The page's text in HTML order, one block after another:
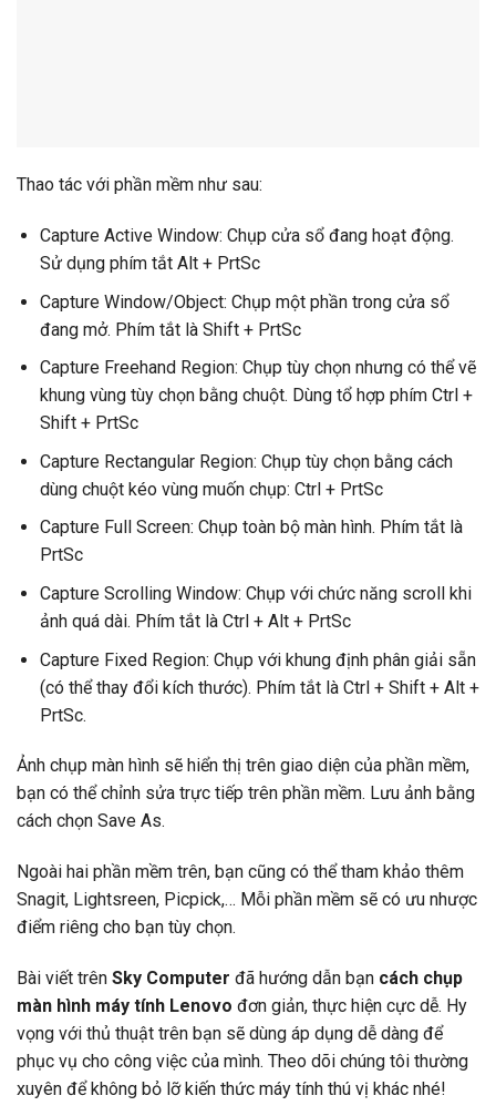
Thao tác với phần mềm như sau:
Capture Active Window: Chụp cửa sổ đang hoạt động.
Sử dụng phím tắt Alt + PrtSc
Capture Window/Object: Chụp một phần trong cửa sổ
đang mở. Phím tắt là Shift + PrtSc
Capture Freehand Region: Chụp tùy chọn nhưng có thể vẽ
khung vùng tùy chọn bằng chuột. Dùng tổ hợp phím Ctrl +
Shift + PrtSc
Capture Rectangular Region: Chụp tùy chọn bằng cách
dùng chuột kéo vùng muốn chụp: Ctrl + PrtSc
Capture Full Screen: Chụp toàn bộ màn hình. Phím tắt là
PrtSc
Capture Scrolling Window: Chụp với chức năng scroll khi
ảnh quá dài. Phím tắt là Ctrl + Alt + PrtSc
Capture Fixed Region: Chụp với khung định phân giải sẵn
(có thể thay đổi kích thước). Phím tắt là Ctrl + Shift + Alt +
PrtSc.
Ảnh chụp màn hình sẽ hiển thị trên giao diện của phần mềm,
bạn có thể chỉnh sửa trực tiếp trên phần mềm. Lưu ảnh bằng
cách chọn Save As.
Ngoài hai phần mềm trên, bạn cũng có thể tham khảo thêm
Snagit, Lightsreen, Picpick,… Mỗi phần mềm sẽ có ưu nhược
điểm riêng cho bạn tùy chọn.
Bài viết trên Sky Computer đã hướng dẫn bạn cách chụp
màn hình máy tính Lenovo đơn giản, thực hiện cực dễ. Hy
vọng với thủ thuật trên bạn sẽ dùng áp dụng dễ dàng để
phục vụ cho công việc của mình. Theo dõi chúng tôi thường
xuyên để không bỏ lỡ kiến thức máy tính thú vị khác nhé!